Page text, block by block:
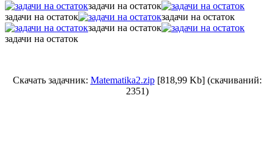
задачи на остаток
задачи на остаток
задачи на остаток
задачи на остаток
задачи на остаток
Скачать задачник: Matematika2.zip[818,99 Kb] (cкачиваний:
2351)